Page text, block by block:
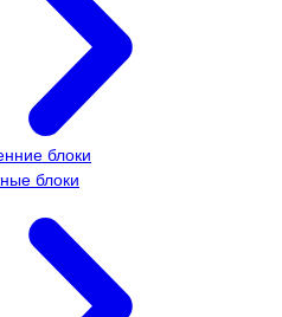
блоки
блоки